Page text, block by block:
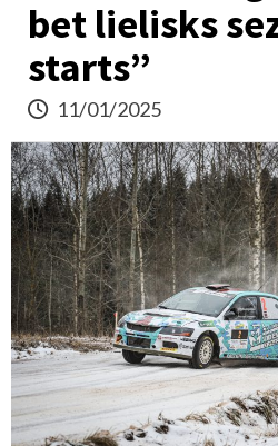
bet lielisks
starts”
11/01/2025